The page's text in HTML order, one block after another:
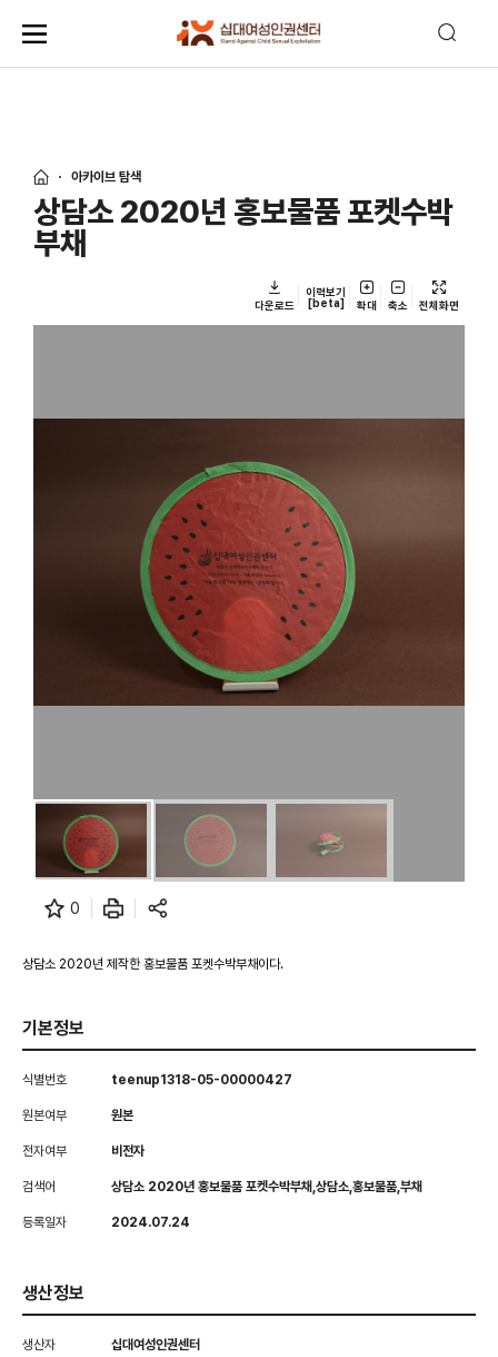
아카이브 탐색
상담소 2020년 홍보물품 포켓수박
부채
다운로드
이력보기
[beta]
확대 축소 전체화면
0
상담소 2020년 제작한 홍보물품 포켓수박부채이다.
기본정보
식별번호 teenup1318-05-00000427
원본여부 원본
전자여부 비전자
검색어 상담소 2020년 홍보물품 포켓수박부채,상담소,홍보물품,부채
등록일자 2024.07.24
생산정보
생산자 십대여성인권센터